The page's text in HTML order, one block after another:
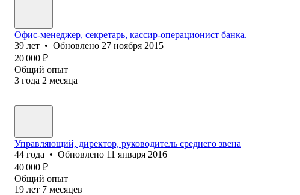
Офис-менеджер, секретарь, кассир-операционист банка.
39 лет • Обновлено 27 ноября 2015
20 000 ₽
Общий опыт
3 года 2 месяца
Управляющий, директор, руководитель среднего звена
44 года • Обновлено 11 января 2016
40 000 ₽
Общий опыт
19 лет 7 месяцев